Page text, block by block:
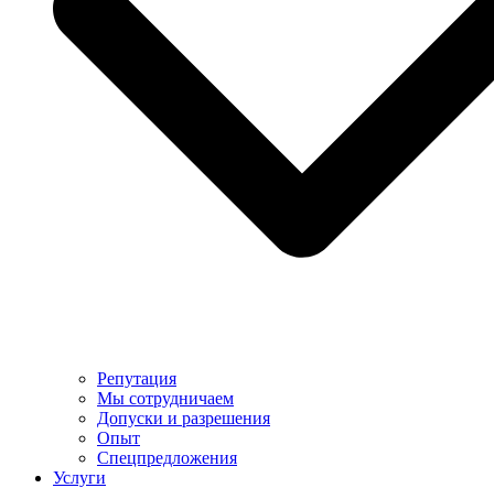
Репутация
Мы сотрудничаем
Допуски и разрешения
Опыт
Спецпредложения
Услуги